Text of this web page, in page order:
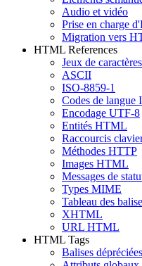
Audio et vidéo
Prise en charge
Migration vers
HTML References
Jeux de caractères
ASCII
ISO-8859-1
Codes de langue
Encodage UTF-8
Entités HTML
Raccourcis
Méthodes HTTP
Images HTML
Messages de
Types MIME
Tableau des
XHTML
URL HTML
HTML Tags
Balises dépréciées